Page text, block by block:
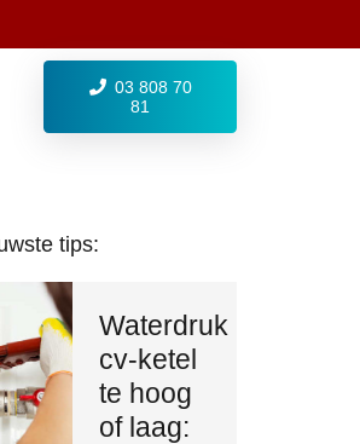
03 808 70
81
tips:
Waterdruk
cv-ketel
te hoog
of laag: